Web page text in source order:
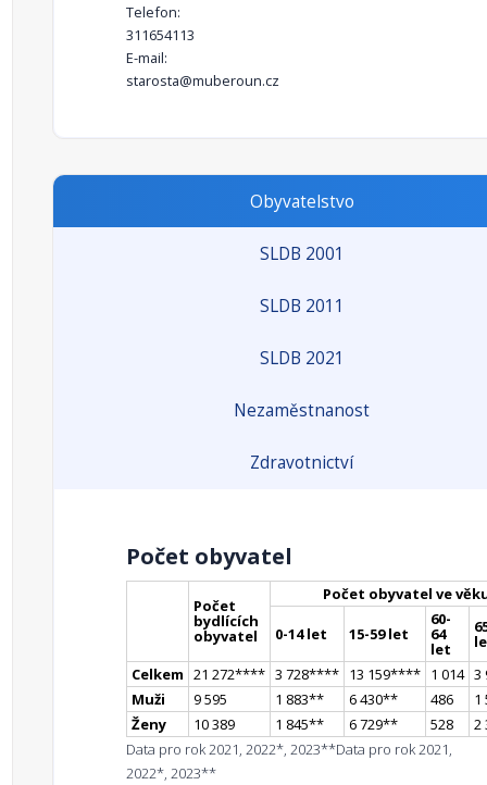
Telefon:
311654113
E-mail:
starosta@muberoun.cz
Obyvatelstvo
SLDB 2001
SLDB 2011
SLDB 2021
Nezaměstnanost
Zdravotnictví
Počet obyvatel
Počet
bydlících
obyvatel
Počet obyvatel ve
0-14 let 15-59 let
60-
64
let
Celkem 21 272**** 3 728**** 13 159**** 1 014 3
Muži
9 595 1 883** 6 430** 486
1
Ženy
10 389 1 845** 6 729** 528
2
Data pro rok 2021, 2022*, 2023**Data pro rok 2021,
2022*, 2023**